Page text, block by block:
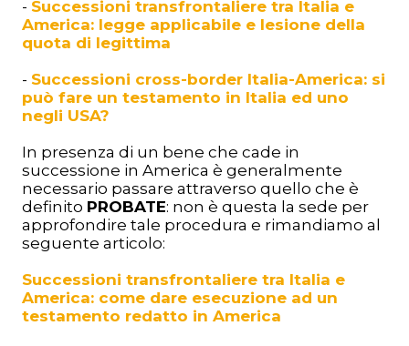
- Successioni transfrontaliere tra Italia e
America: legge applicabile e lesione della
quota di legittima
- Successioni cross-border Italia-America: si
può fare un testamento in Italia ed uno
negli USA?
In presenza di un bene che cade in
successione in America è generalmente
necessario passare attraverso quello che è
definito PROBATE: non è questa la sede per
approfondire tale procedura e rimandiamo al
seguente articolo:
Successioni transfrontaliere tra Italia e
America: come dare esecuzione ad un
testamento redatto in America